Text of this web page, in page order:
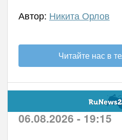
Автор: Никита Орлов
Читайте нас в
06.08.2026 - 19:15